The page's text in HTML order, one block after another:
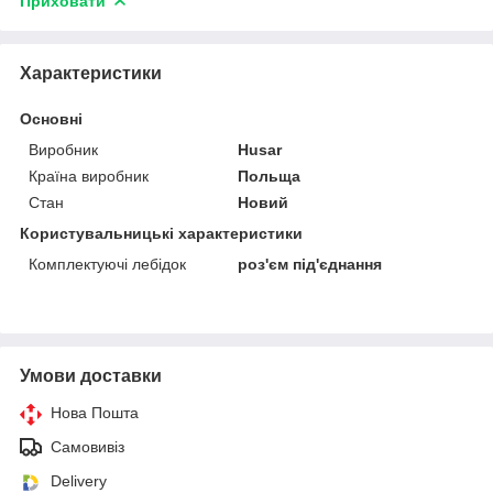
Характеристики
Основні
Виробник
Husar
Країна виробник
Польща
Стан
Новий
Користувальницькі характеристики
Комплектуючі лебідок
роз'єм під'єднання
Умови доставки
Нова Пошта
Самовивіз
Delivery